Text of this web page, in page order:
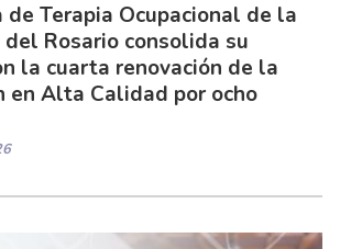
de Terapia Ocupacional de la
Rosario consolida su
la cuarta renovación de la
en Alta Calidad por ocho